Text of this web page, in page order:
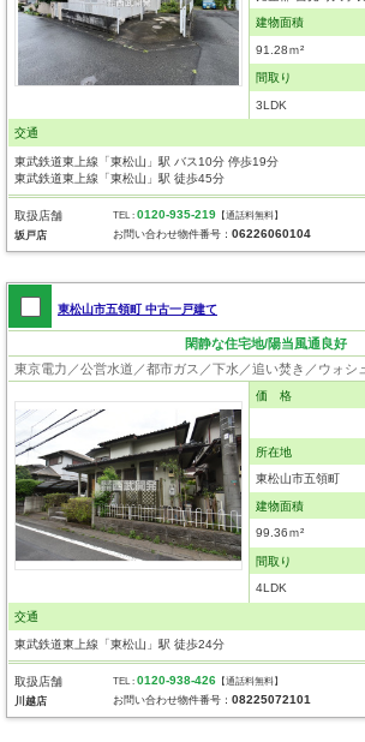
建物面積
91.28ｍ²
間取り
3LDK
交通
東武鉄道東上線「東松山」駅 バス10分 停歩19分
東武鉄道東上線「東松山」駅 徒歩45分
取扱店舗
坂戸店
TEL :0120-935-219 【通話料無料】
お問い合わせ物件番号：06226060104
東松山市五領町 中古一戸建て
閑静な住宅地/陽当風通良好
価 格
所在地
東松山市五領町
建物面積
99.36ｍ²
間取り
4LDK
交通
東武鉄道東上線「東松山」駅 徒歩24分
取扱店舗
川越店
TEL :0120-938-426 【通話料無料】
お問い合わせ物件番号：08225072101